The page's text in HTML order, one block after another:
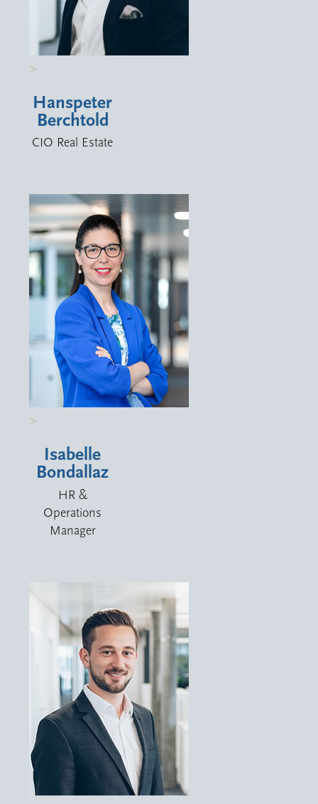
>
Hanspeter
Berchtold
CIO Real Estate
>
Isabelle
Bondallaz
HR &
Operations
Manager